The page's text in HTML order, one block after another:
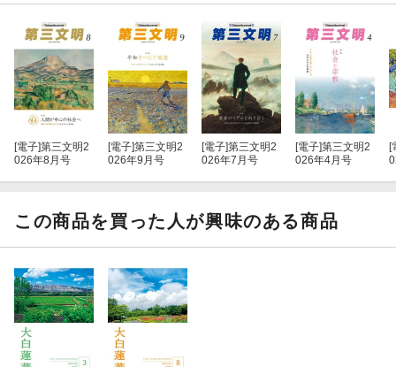
[電子]第三文明2
026年8月号
[電子]第三文明2
026年9月号
[電子]第三文明2
026年7月号
[電子]第三文明2
026年4月号
[
この商品を買った人が興味のある商品